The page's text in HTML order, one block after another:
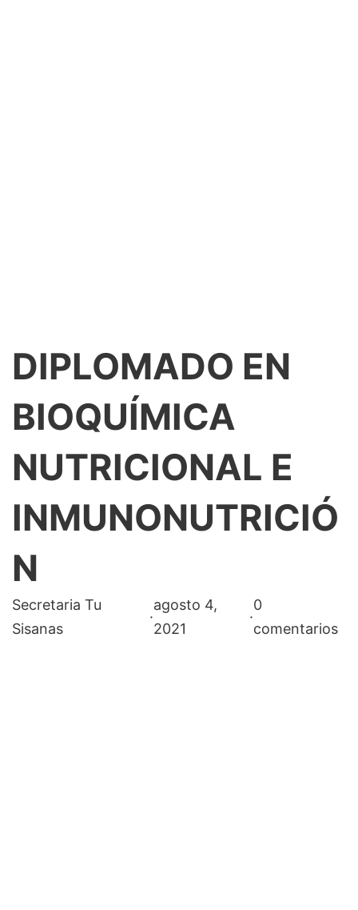
DIPLOMADO EN
BIOQUÍMICA
NUTRICIONAL E
INMUNONUTRICIÓ
N
Secretaria Tu
Sisanas
·
agosto 4,
2021
·
0
comentarios